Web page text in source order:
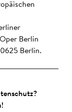
Berlin
Berlin.